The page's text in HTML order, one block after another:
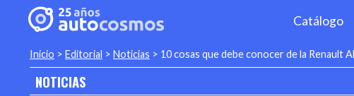
Catálogo
Inicio > Editorial > Noticias > 10 cosas que debe conocer de la Renault
NOTICIAS